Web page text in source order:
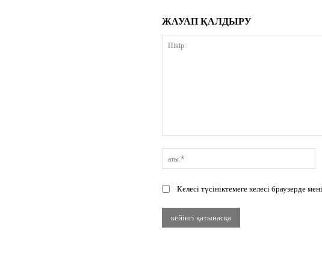
ЖАУАП ҚАЛДЫРУ
Келесі түсініктемеге келесі браузерде